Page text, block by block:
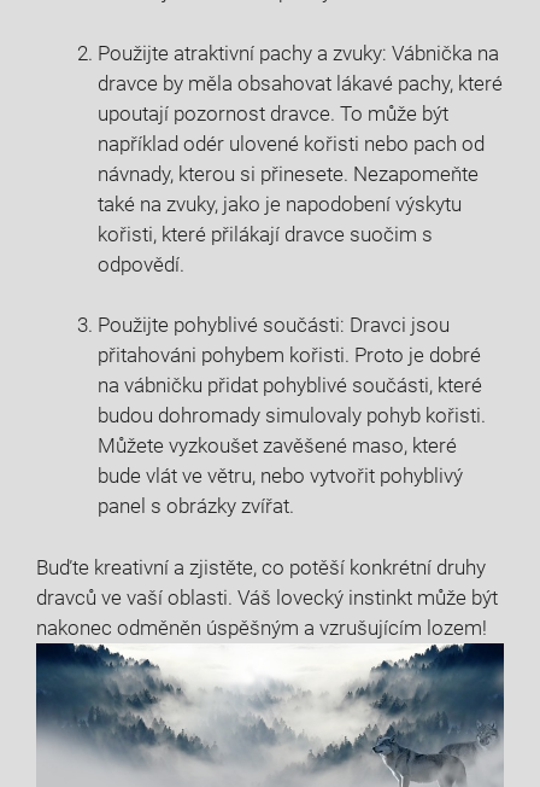
Použijte atraktivní pachy a zvuky: Vábnička na
dravce by měla obsahovat lákavé pachy, které
upoutají pozornost dravce. To může být
například odér ulovené kořisti nebo pach od
návnady, kterou si přinesete. Nezapomeňte
také na zvuky, jako je napodobení výskytu
kořisti, které přilákají dravce suočim s
odpovědí.
Použijte pohyblivé součásti: Dravci jsou
přitahováni pohybem kořisti. Proto je dobré
na vábničku přidat pohyblivé součásti, které
budou dohromady simulovaly pohyb kořisti.
Můžete vyzkoušet zavěšené maso, které
bude vlát ve větru, nebo vytvořit pohyblivý
panel s obrázky zvířat.
Buďte kreativní a zjistěte, co potěší konkrétní druhy
dravců ve vaší oblasti. Váš lovecký instinkt může být
nakonec odměněn úspěšným a vzrušujícím lozem!